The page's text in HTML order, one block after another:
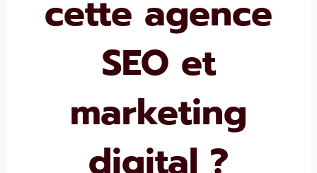
cette agence
SEO et
marketing
digital ?